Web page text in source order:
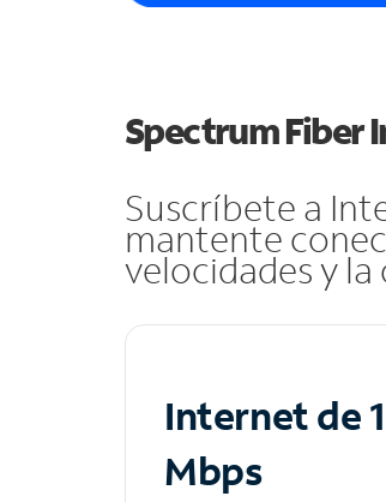
Spectrum Fiber
Suscríbete a
mantente
velocidades y
Internet de
Mbps